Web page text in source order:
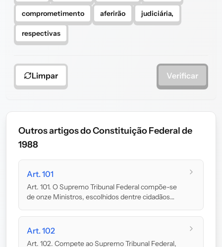
comprometimento aferirão judiciária,
respectivas
Limpar Verificar
Outros artigos do Constituição Federal de
1988
Art. 101
Art. 101. O Supremo Tribunal Federal compõe-se
de onze Ministros, escolhidos dentre cidadãos
Art. 102
Art. 102. Compete ao Supremo Tribunal Federal,